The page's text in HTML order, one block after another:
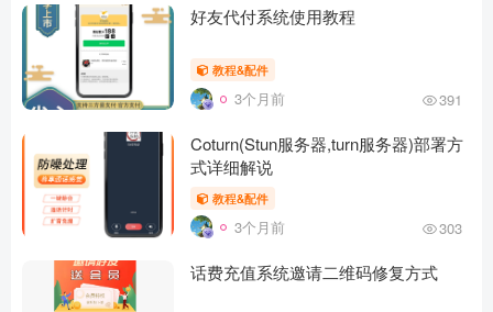
好友代付系统使用教程
教程&配件
3个月前 391
Coturn(Stun服务器,turn服务器)部署方
式详细解说
教程&配件
3个月前 303
话费充值系统邀请二维码修复方式